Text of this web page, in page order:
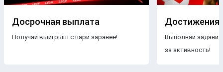
Досрочная выплата
Получай выигрыш с пари заранее!
Достижения
Выполняй
за активность!